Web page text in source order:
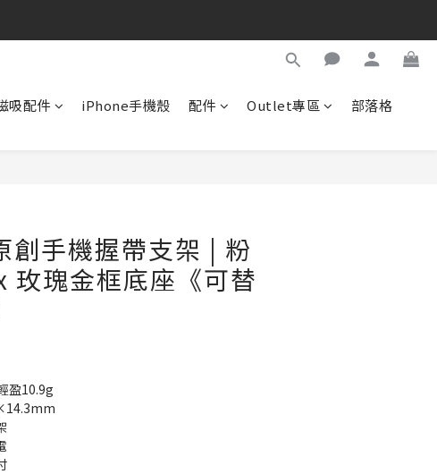
吸配件 iPhone手機殼 配件 Outlet專區 部落格
創手機握帶支架 | 粉
玫瑰金框底座《可替
盈10.9g